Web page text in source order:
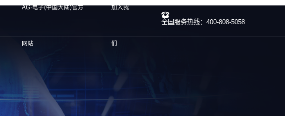
AG·电子(中国大陆)官方
网站
加入我
们
全国服务热线：400-808-5058